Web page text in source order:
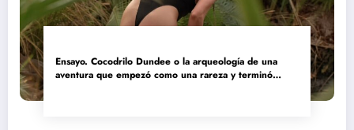
Ensayo. Cocodrilo Dundee o la arqueología de una
aventura que empezó como una rareza y terminó